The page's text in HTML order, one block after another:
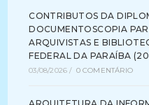
CONTRIBUTOS DA
DOCUMENTOSCOPIA
ARQUIVISTAS E
FEDERAL DA PARAÍBA
03/08/2026 / 0 COMENTÁRIO